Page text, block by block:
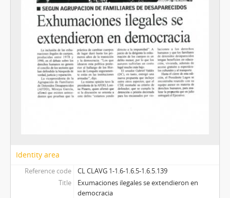
Identity area
Reference code
CL CLAVG 1-1.6-1.6.5-1.6.5.139
Title
Exumaciones ilegales se extendieron en
democracia